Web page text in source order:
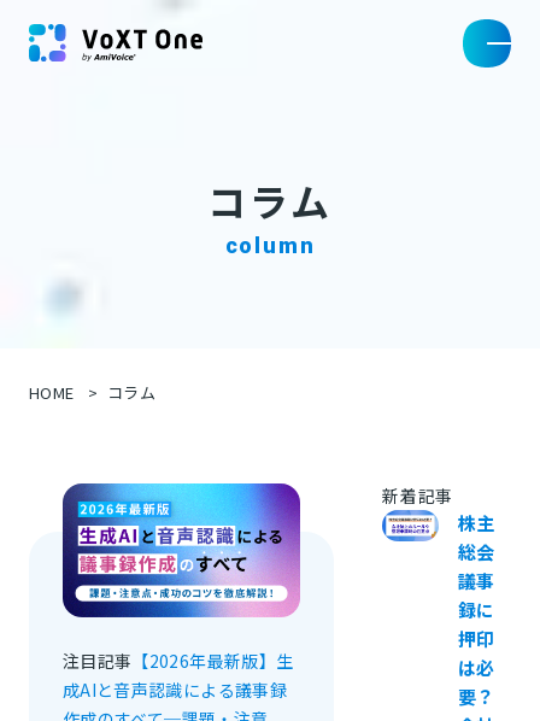
コラム
column
HOME コラム
注目記事 【2026年最新版】生
成AIと音声認識による議事録
新着記事
株主
総会
議事
録に
押印
は必
要？